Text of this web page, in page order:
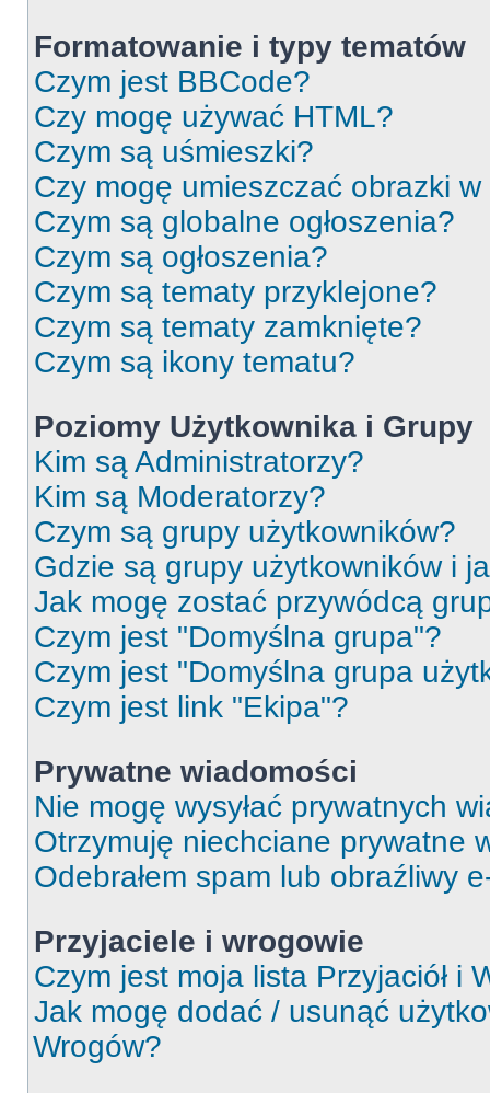
Formatowanie i typy tematów
Czym jest BBCode?
Czy mogę używać HTML?
Czym są uśmieszki?
Czy mogę umieszczać obrazki
Czym są globalne ogłoszenia?
Czym są ogłoszenia?
Czym są tematy przyklejone?
Czym są tematy zamknięte?
Czym są ikony tematu?
Poziomy Użytkownika i Grupy
Kim są Administratorzy?
Kim są Moderatorzy?
Czym są grupy użytkowników?
Gdzie są grupy użytkowników i
Jak mogę zostać przywódcą
Czym jest "Domyślna grupa"?
Czym jest "Domyślna grupa
Czym jest link "Ekipa"?
Prywatne wiadomości
Nie mogę wysyłać prywatnych
Otrzymuję niechciane prywatne
Odebrałem spam lub obraźliwy
Przyjaciele i wrogowie
Czym jest moja lista Przyjaciół i
Jak mogę dodać / usunąć
Wrogów?